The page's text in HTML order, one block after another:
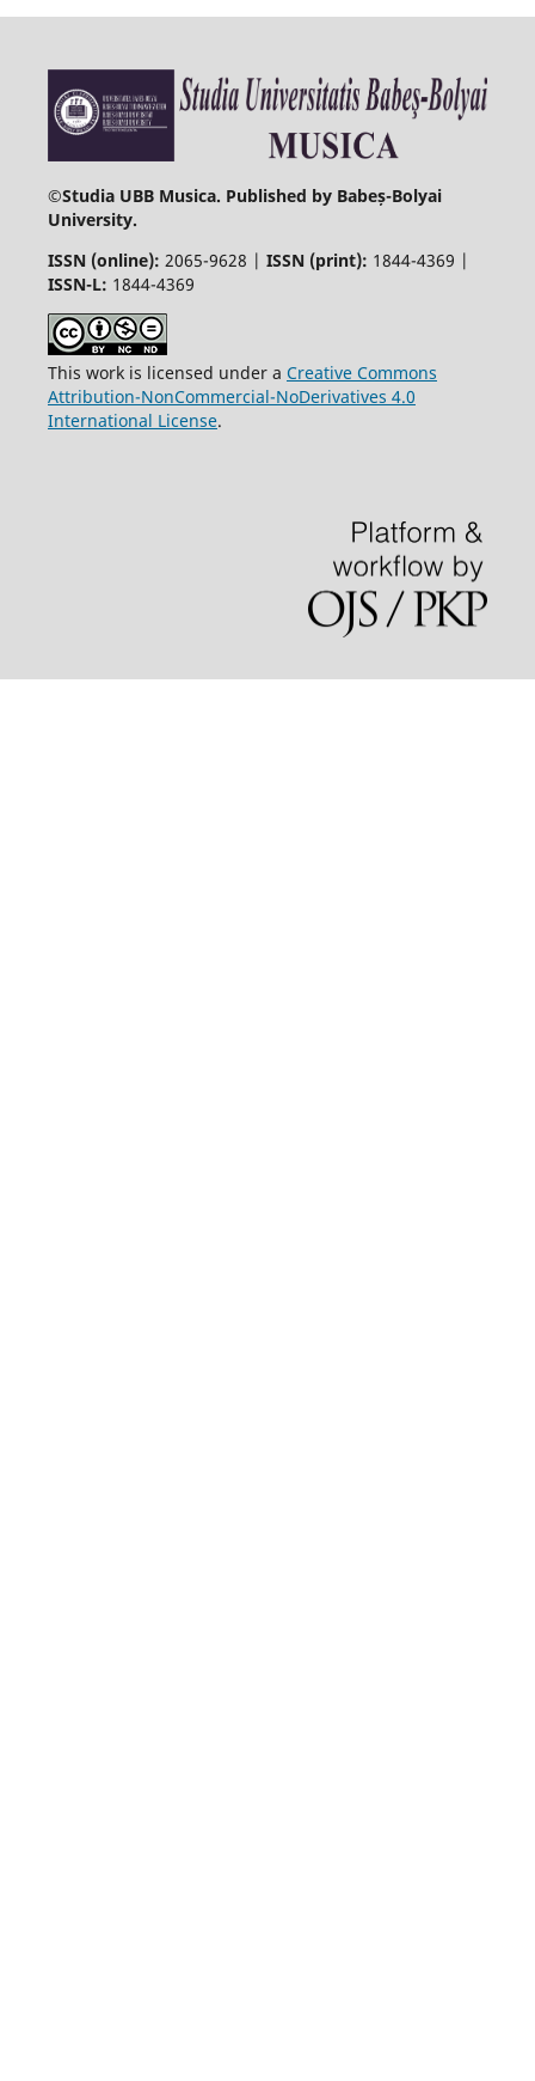
©Studia UBB Musica. Published by Babeș-Bolyai
University.
ISSN (online): 2065-9628 | ISSN (print): 1844-4369 |
ISSN-L: 1844-4369
This work is licensed under a Creative Commons
Attribution-NonCommercial-NoDerivatives 4.0
International License.